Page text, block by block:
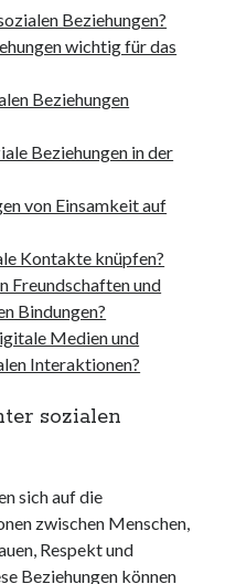
Beziehungen?
wichtig für das
Beziehungen
Beziehungen in der
von Einsamkeit auf
Kontakte knüpfen?
Freundschaften und
Bindungen?
Medien und
Interaktionen?
sozialen
sich auf die
zwischen Menschen,
Respekt und
Beziehungen können